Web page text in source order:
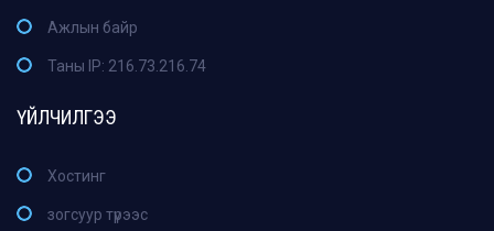
Ажлын байр
Таны IP: 216.73.216.74
ҮЙЛЧИЛГЭЭ
Хостинг
зогсуур түрээс